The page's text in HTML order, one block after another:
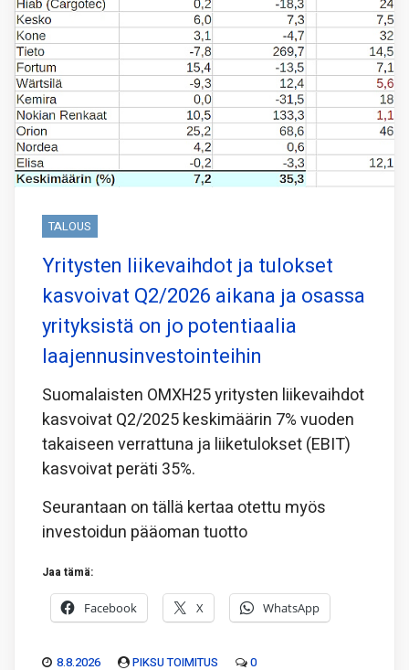
TALOUS
Yritysten liikevaihdot ja tulokset
kasvoivat Q2/2026 aikana ja osassa
yrityksistä on jo potentiaalia
laajennusinvestointeihin
Suomalaisten OMXH25 yritysten liikevaihdot
kasvoivat Q2/2025 keskimäärin 7% vuoden
takaiseen verrattuna ja liiketulokset (EBIT)
kasvoivat peräti 35%.
Seurantaan on tällä kertaa otettu myös
investoidun pääoman tuotto
Jaa tämä:
Facebook X WhatsApp
8.8.2026 PIKSU TOIMITUS 0